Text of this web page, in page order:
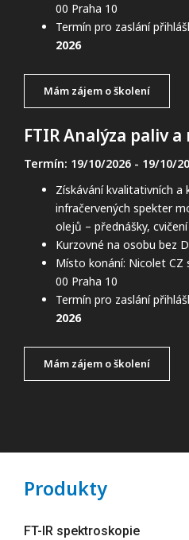
00 Praha 10
Termín pro zaslání
2026
Mám zájem o školení
FTIR Analýza paliv a
Termín: 19/10/2026 - 19/10/
Získávání kvalitativních
infračervených spekter
olejů – přednášky, cvičení
Kurzovné na osobu bez
Místo konání: Nicolet CZ
00 Praha 10
Termín pro zaslání
2026
Mám zájem o školení
Produkty
FT-IR spektroskopie